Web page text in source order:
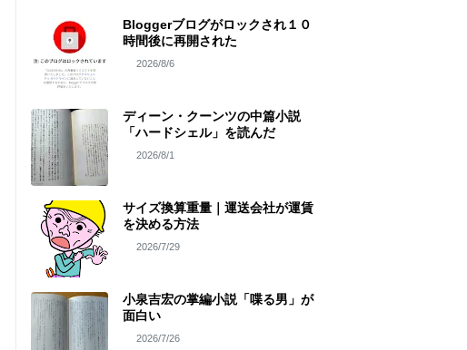
Bloggerブログがロックされ１０
時間後に再開された
2026/8/6
ディーン・クーンツの中篇小説
「ハードシェル」を読んだ
2026/8/1
サイズ換算重量｜運送会社が運賃
を決める方法
2026/7/29
小泉吉宏の掌編小説「喋る男」が
面白い
2026/7/26